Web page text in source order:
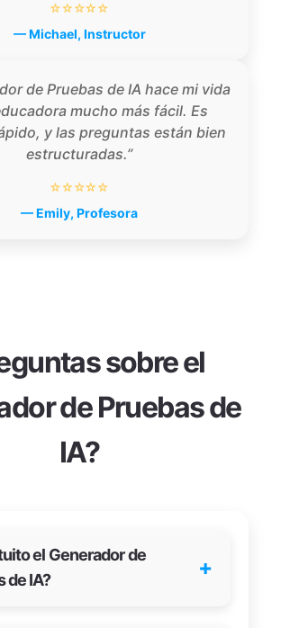
⭐⭐⭐⭐⭐
— Michael, Instructor
de Pruebas de IA hace mi vida
mucho más fácil. Es
y las preguntas están bien
estructuradas.”
⭐⭐⭐⭐⭐
— Emily, Profesora
sobre el
de Pruebas de
IA?
el Generador de
de IA?
+